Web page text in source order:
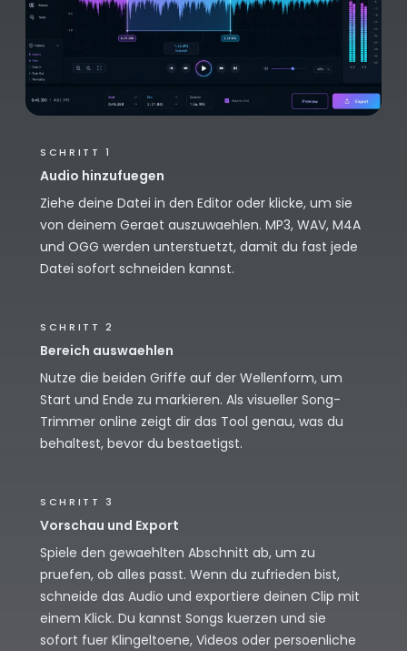
SCHRITT 1
Audio hinzufuegen
Ziehe deine Datei in den Editor oder klicke, um sie
von deinem Geraet auszuwaehlen. MP3, WAV, M4A
und OGG werden unterstuetzt, damit du fast jede
Datei sofort schneiden kannst.
SCHRITT 2
Bereich auswaehlen
Nutze die beiden Griffe auf der Wellenform, um
Start und Ende zu markieren. Als visueller Song-
Trimmer online zeigt dir das Tool genau, was du
behaltest, bevor du bestaetigst.
SCHRITT 3
Vorschau und Export
Spiele den gewaehlten Abschnitt ab, um zu
pruefen, ob alles passt. Wenn du zufrieden bist,
schneide das Audio und exportiere deinen Clip mit
einem Klick. Du kannst Songs kuerzen und sie
sofort fuer Klingeltoene, Videos oder persoenliche